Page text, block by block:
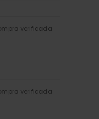
verificada
verificada